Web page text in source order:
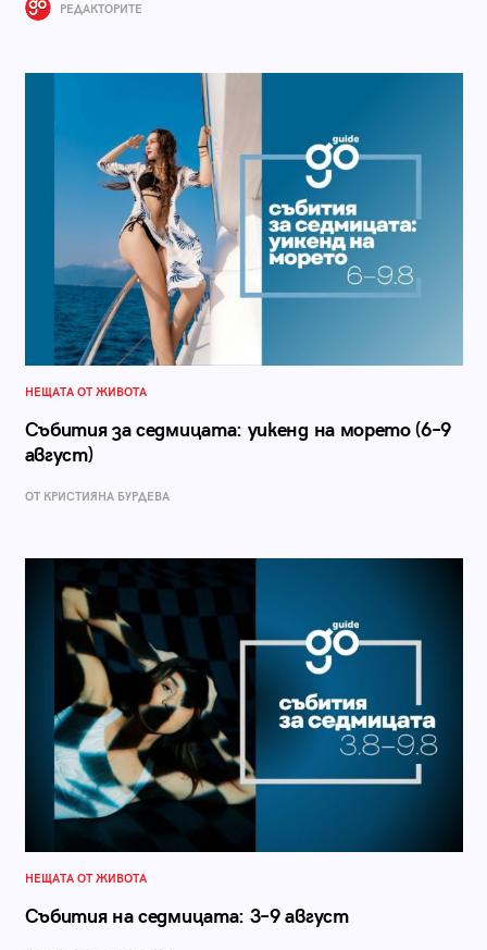
РЕДАКТОРИТЕ
НЕЩАТА ОТ ЖИВОТА
Събития за седмицата: уикенд на морето (6–9
август)
ОТ КРИСТИЯНА БУРДЕВА
НЕЩАТА ОТ ЖИВОТА
Събития на седмицата: 3–9 август